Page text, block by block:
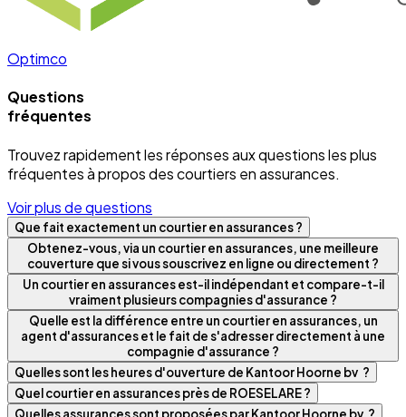
Optimco
Questions
fréquentes
Trouvez rapidement les réponses aux questions les plus
fréquentes à propos des courtiers en assurances.
Voir plus de questions
Que fait exactement un courtier en assurances ?
Obtenez-vous, via un courtier en assurances, une meilleure
couverture que si vous souscrivez en ligne ou directement ?
Un courtier en assurances est-il indépendant et compare-t-il
vraiment plusieurs compagnies d'assurance ?
Quelle est la différence entre un courtier en assurances, un
agent d'assurances et le fait de s'adresser directement à une
compagnie d'assurance ?
Quelles sont les heures d'ouverture de Kantoor Hoorne bv ?
Quel courtier en assurances près de ROESELARE ?
Quelles assurances sont proposées par Kantoor Hoorne bv ?